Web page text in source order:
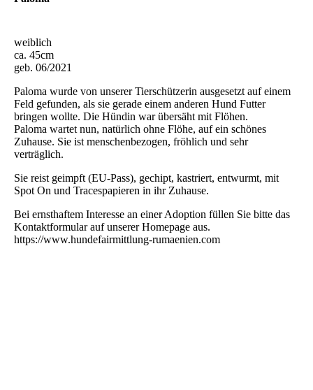
weiblich
ca. 45cm
geb. 06/2021
Paloma wurde von unserer Tierschützerin ausgesetzt auf einem
Feld gefunden, als sie gerade einem anderen Hund Futter
bringen wollte. Die Hündin war übersäht mit Flöhen.
Paloma wartet nun, natürlich ohne Flöhe, auf ein schönes
Zuhause. Sie ist menschenbezogen, fröhlich und sehr
verträglich.
Sie reist geimpft (EU-Pass), gechipt, kastriert, entwurmt, mit
Spot On und Tracespapieren in ihr Zuhause.
Bei ernsthaftem Interesse an einer Adoption füllen Sie bitte das
Kontaktformular auf unserer Homepage aus.
https://www.hundefairmittlung-rumaenien.com